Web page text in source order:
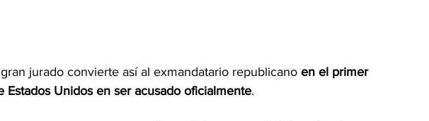
jurado convierte así al exmandatario republicano en el primer
Estados Unidos en ser acusado oficialmente.